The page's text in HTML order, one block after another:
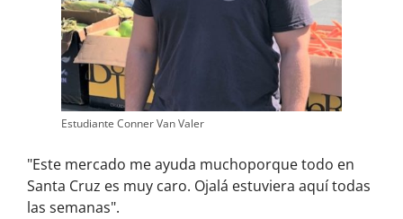
Estudiante Conner Van Valer
"Este mercado me ayuda muchoporque todo en
Santa Cruz es muy caro. Ojalá estuviera aquí todas
las semanas".